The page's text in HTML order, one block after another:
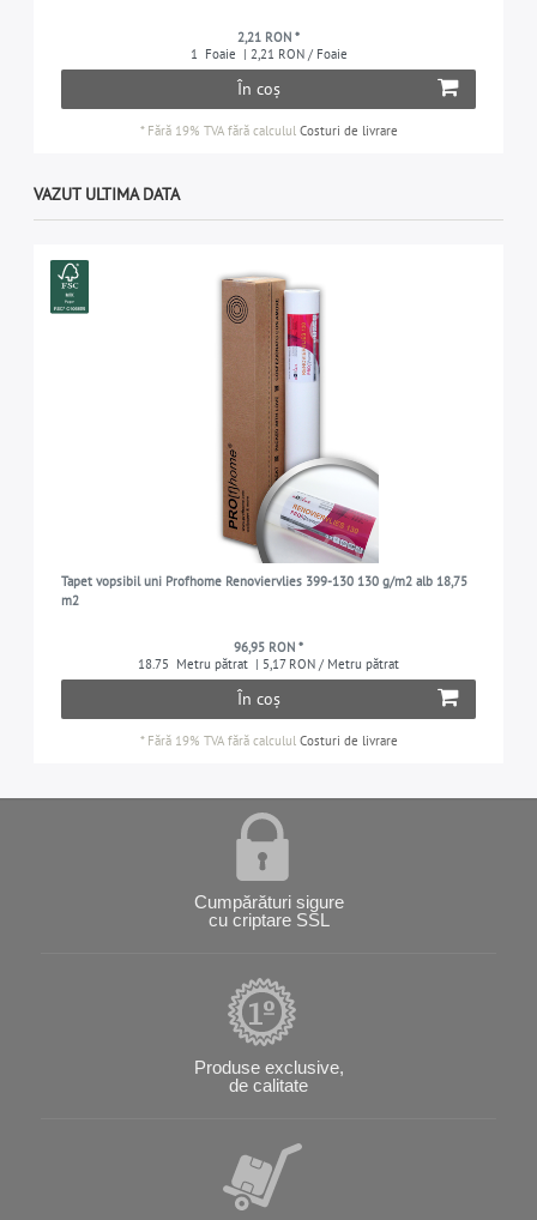
2,21 RON *
1 Foaie | 2,21 RON / Foaie
În coș
* Fără 19% TVAfără calculul Costuri de livrare
VAZUT ULTIMA DATA
Tapet vopsibil uni Profhome Renoviervlies 399-130 130 g/m2 alb 18,75
m2
96,95 RON *
18.75 Metru pătrat | 5,17 RON / Metru pătrat
În coș
* Fără 19% TVAfără calculul Costuri de livrare
Cumpărături sigure
cu criptare SSL
Produse exclusive,
de calitate